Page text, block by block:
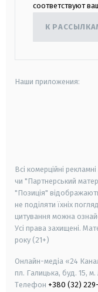
соответствуют
К
Наши приложения:
Всі комерційні
чи "Партнерський
"Позиція"
не поділяти їхніх
цитування можна
Усі права захищені.
року (21+)
Онлайн-медіа «24
пл. Галицька, буд. 15, м.
Телефон +380 (32)